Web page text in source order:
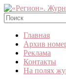
Skip
to
content
«Регион».
Журнал
Республике
Коми
Главная
Архив
Реклама
Контакты
На полях